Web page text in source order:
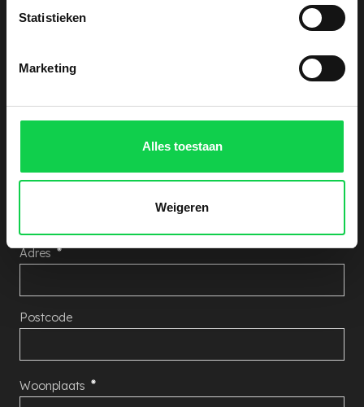
Statistieken
Marketing
Alles toestaan
Weigeren
Ontvang een vrijblijvende kostenindicatie. Laat
hieronder uw gegevens achter, wij nemen zo snel
mogelijk contact met u op!
Naam
Adres
Postcode
Woonplaats